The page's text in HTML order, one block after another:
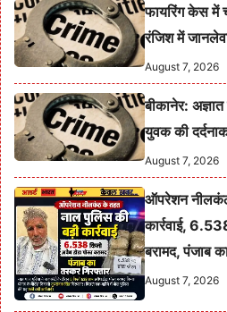
फायरिंग केस में
रंजिश में
August 7, 2026
बीकानेर:
युवक की
August 7, 2026
ऑपरेशन
कार्रवाई,
बरामद, पंजाब
August 7, 2026